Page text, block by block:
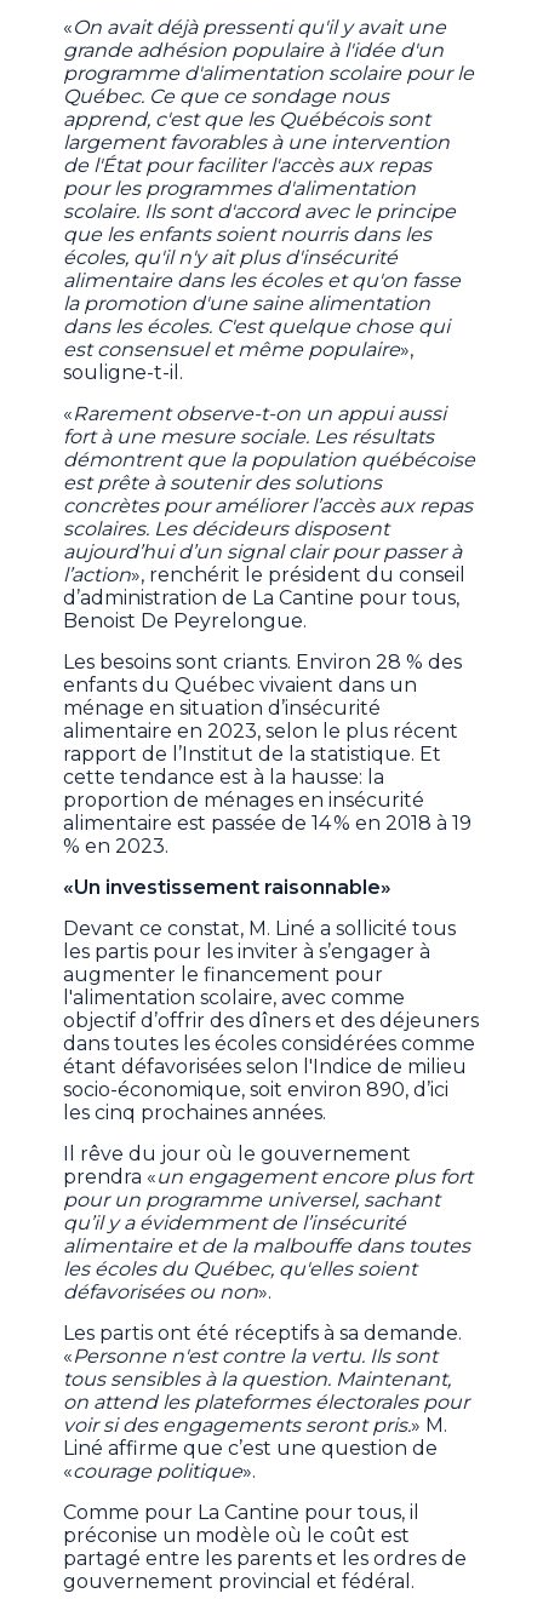
«On avait déjà pressenti qu'il y avait une
grande adhésion populaire à l'idée d'un
programme d'alimentation scolaire pour le
Québec. Ce que ce sondage nous
apprend, c'est que les Québécois sont
largement favorables à une intervention
de l'État pour faciliter l'accès aux repas
pour les programmes d'alimentation
scolaire. Ils sont d'accord avec le principe
que les enfants soient nourris dans les
écoles, qu'il n'y ait plus d'insécurité
alimentaire dans les écoles et qu'on fasse
la promotion d'une saine alimentation
dans les écoles. C'est quelque chose qui
est consensuel et même populaire»,
souligne-t-il.
«Rarement observe-t-on un appui aussi
fort à une mesure sociale. Les résultats
démontrent que la population québécoise
est prête à soutenir des solutions
concrètes pour améliorer l’accès aux repas
scolaires. Les décideurs disposent
aujourd’hui d’un signal clair pour passer à
l’action», renchérit le président du conseil
d’administration de La Cantine pour tous,
Benoist De Peyrelongue.
Les besoins sont criants. Environ 28 % des
enfants du Québec vivaient dans un
ménage en situation d’insécurité
alimentaire en 2023, selon le plus récent
rapport de l’Institut de la statistique. Et
cette tendance est à la hausse: la
proportion de ménages en insécurité
alimentaire est passée de 14 % en 2018 à 19
% en 2023.
«Un investissement raisonnable»
Devant ce constat, M. Liné a sollicité tous
les partis pour les inviter à s’engager à
augmenter le financement pour
l'alimentation scolaire, avec comme
objectif d’offrir des dîners et des déjeuners
dans toutes les écoles considérées comme
étant défavorisées selon l'Indice de milieu
socio-économique, soit environ 890, d’ici
les cinq prochaines années.
Il rêve du jour où le gouvernement
prendra «un engagement encore plus fort
pour un programme universel, sachant
qu’il y a évidemment de l’insécurité
alimentaire et de la malbouffe dans toutes
les écoles du Québec, qu'elles soient
défavorisées ou non».
Les partis ont été réceptifs à sa demande.
«Personne n'est contre la vertu. Ils sont
tous sensibles à la question. Maintenant,
on attend les plateformes électorales pour
voir si des engagements seront pris.» M.
Liné affirme que c’est une question de
«courage politique».
Comme pour La Cantine pour tous, il
préconise un modèle où le coût est
partagé entre les parents et les ordres de
gouvernement provincial et fédéral.